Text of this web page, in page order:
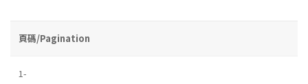
頁碼/Pagination
1-